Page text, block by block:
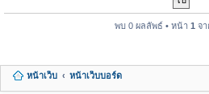
พบ 0 ผลลัพธ์ • หน้า 1 จ
หน้าเว็บ หน้าเว็บบอร์ด